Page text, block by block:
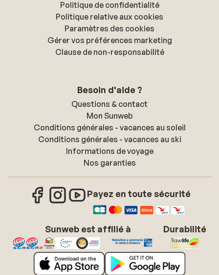
Politique de confidentialité
Politique relative aux cookies
Paramètres des cookies
Gérer vos préférences marketing
Clause de non-responsabilité
Besoin d'aide ?
Questions & contact
Mon Sunweb
Conditions générales - vacances au soleil
Conditions générales - vacances au ski
Informations de voyage
Nos garanties
Payez en toute sécurité
Sunweb est affilié à Durabilité